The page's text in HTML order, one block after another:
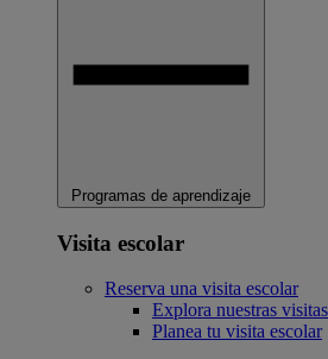
Programas de aprendizaje
Visita escolar
Reserva una visita escolar
Explora nuestras
Planea tu visita escolar